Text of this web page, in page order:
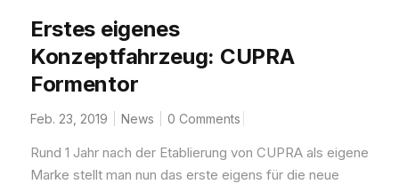
Erstes eigenes
Konzeptfahrzeug: CUPRA
Formentor
Feb. 23, 2019 News 0 Comments
Rund 1 Jahr nach der Etablierung von CUPRA als eigene
Marke stellt man nun das erste eigens für die neue